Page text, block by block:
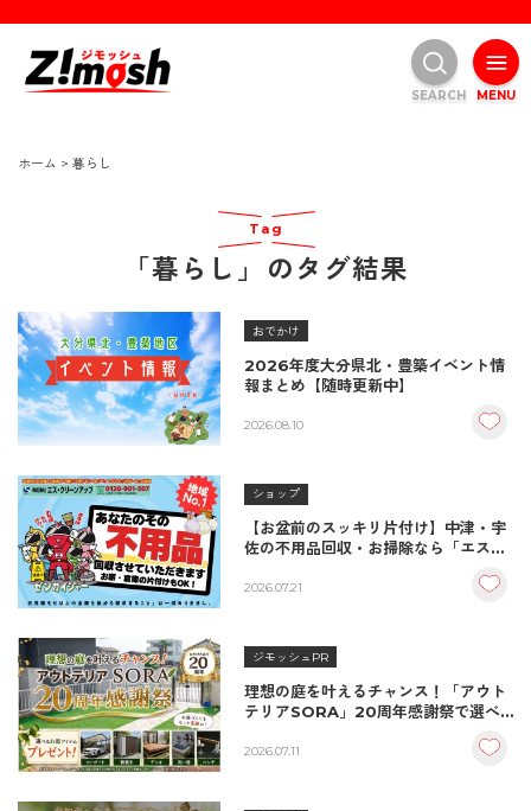
ホーム > 暮らし
Tag
「暮らし」のタグ結果
おでかけ
2026年度大分県北・豊築イベント情
報まとめ【随時更新中】
2026.08.10
ショップ
【お盆前のスッキリ片付け】中津・宇
佐の不用品回収・お掃除なら「エス・
2026.07.21
ジモッシュPR
理想の庭を叶えるチャンス！「アウト
テリアSORA」20周年感謝祭で選べ
2026.07.11
MENU
SEARCH